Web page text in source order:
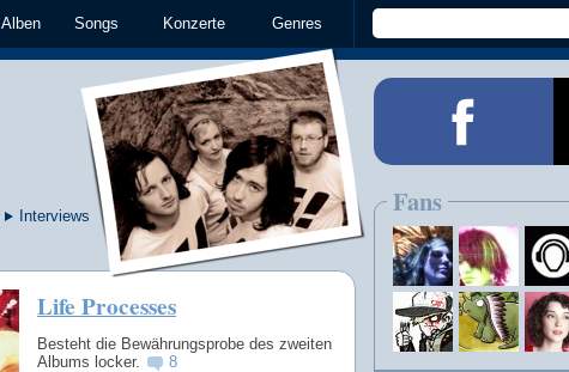
Alben Songs Konzerte Genres
Interviews
Life Processes
Besteht die Bewährungsprobe des zweiten
Albums locker.
8
Fans